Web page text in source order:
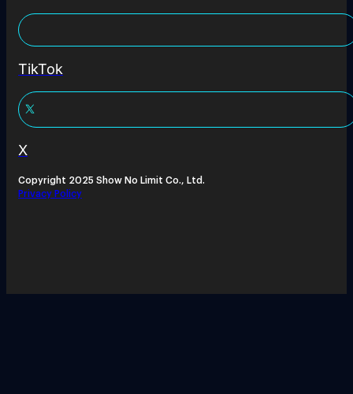
TikTok
X
Copyright 2025 Show No Limit Co., Ltd.
Privacy Policy